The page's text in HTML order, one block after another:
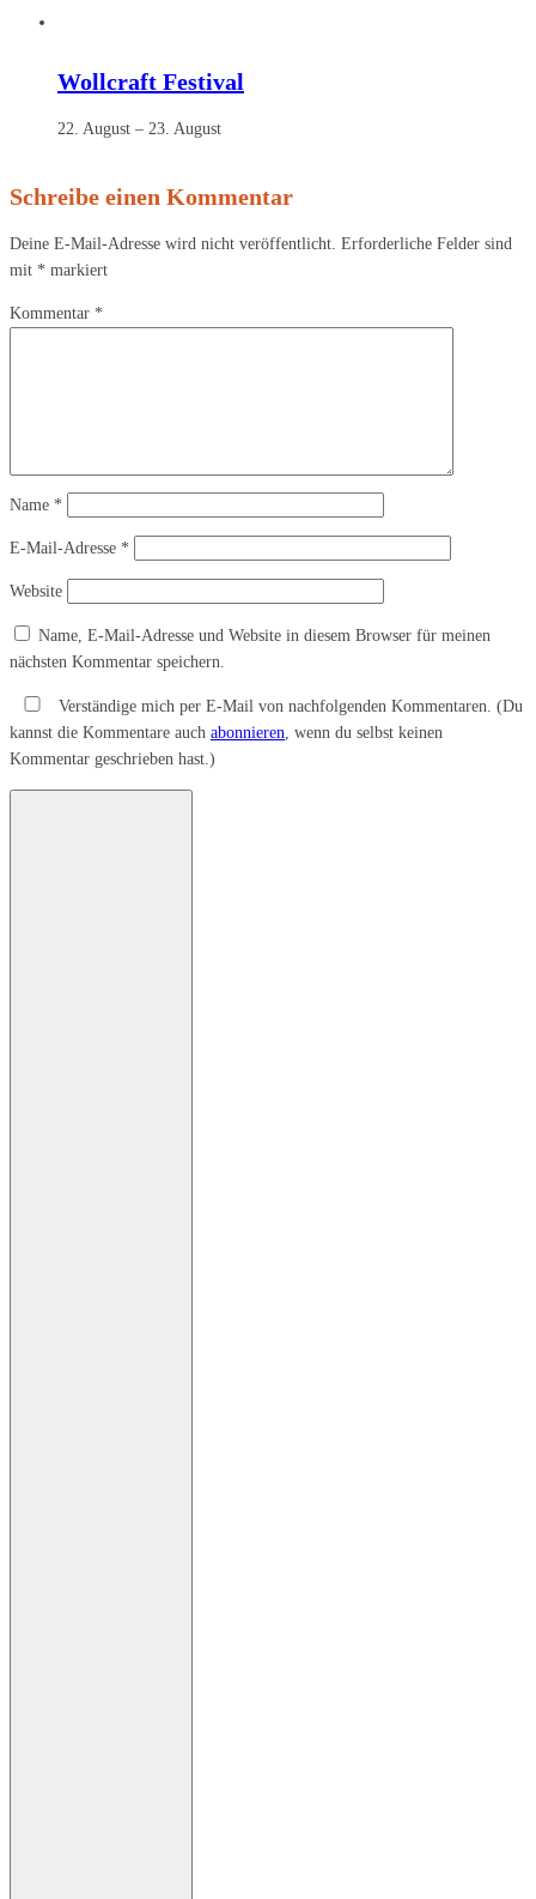
Wollcraft Festival
22. August – 23. August
Schreibe einen Kommentar
Deine E-Mail-Adresse wird nicht veröffentlicht. Erforderliche Felder sind
mit * markiert
Kommentar *
Name *
E-Mail-Adresse *
Website
Name, E-Mail-Adresse und Website in diesem Browser für meinen
nächsten Kommentar speichern.
Verständige mich per E-Mail von nachfolgenden Kommentaren. (Du
kannst die Kommentare auch abonnieren, wenn du selbst keinen
Kommentar geschrieben hast.)